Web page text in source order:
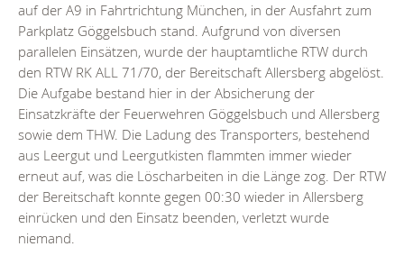
auf der A9 in Fahrtrichtung München, in der Ausfahrt zum
Parkplatz Göggelsbuch stand. Aufgrund von diversen
parallelen Einsätzen, wurde der hauptamtliche RTW durch
den RTW RK ALL 71/70, der Bereitschaft Allersberg abgelöst.
Die Aufgabe bestand hier in der Absicherung der
Einsatzkräfte der Feuerwehren Göggelsbuch und Allersberg
sowie dem THW. Die Ladung des Transporters, bestehend
aus Leergut und Leergutkisten flammten immer wieder
erneut auf, was die Löscharbeiten in die Länge zog. Der RTW
der Bereitschaft konnte gegen 00:30 wieder in Allersberg
einrücken und den Einsatz beenden, verletzt wurde
niemand.